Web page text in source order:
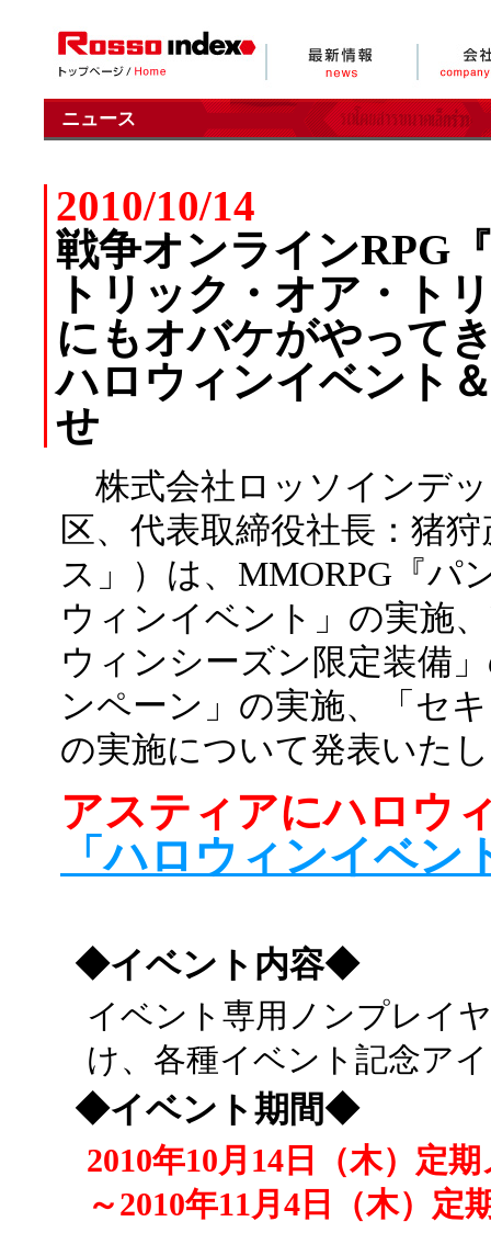
ニュース
2010/10/14
戦争オンラインRPG
トリック・オア・ト
にもオバケがやって
ハロウィンイベント
せ
株式会社ロッソインデ
区、代表取締役社長：猪
ス」）は、MMORPG『パ
ウィンイベント」の実施
ウィンシーズン限定装備
ンペーン」の実施、「セ
の実施について発表いた
アスティアにハロウ
「ハロウィンイベン
◆イベント内容◆
イベント専用ノンプレイ
け、各種イベント記念ア
◆イベント期間◆
2010年10月14日（木）定
～2010年11月4日（木）定